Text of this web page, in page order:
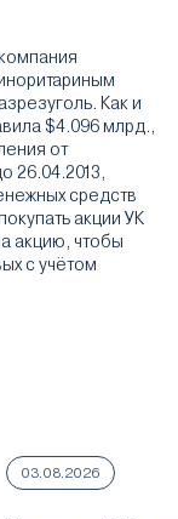
Как и
$4.096 млрд.,
от
26.04.2013,
средств
акции УК
акцию, чтобы
с учётом
03.08.2026